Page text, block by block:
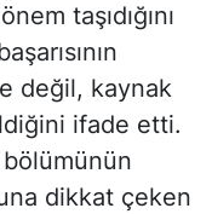
taşıdığını
değil, kaynak
ifade etti.
dikkat çeken